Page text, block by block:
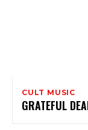
CULT MUSIC
GRATEFUL